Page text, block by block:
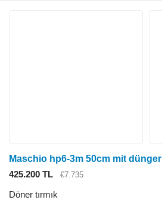
Maschio hp6-3m 50cm mit dünger
425.200 TL
€7.735
Döner tırmık